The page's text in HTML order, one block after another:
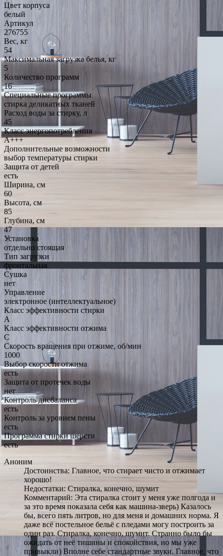
Цвет корпуса
белый
Артикул
276755
Вес, кг
54
Максимальная загрузка белья, кг
5
Количество программ
16
Специальные программы
стирка деликатных тканей
Расход воды за стирку, л
45
Класс энергопотребления
A+++
Дополнительные возможности
выбор температуры стирки
Защита от детей
есть
Ширина, см
60
Высота, см
85
Глубина, см
47
Установка
отдельно стоящая
Тип загрузки
фронтальная
Сушка
нет
Управление
электронное (интеллектуальное)
Класс эффективности стирки
A
Класс эффективности отжима
C
Скорость вращения при отжиме, об/мин
1000
Выбор скорости отжима
есть
Защита от протечек воды
нет
Контроль дисбаланса
есть
Контроль за уровнем пены
есть
Программа стирки шерсти
есть
Аноним
Достоинства: Главное, что стирает чисто и отжимает
хорошо!
Недостатки: Стиралка, конечно, шумит
Комментарий: Эта стиралка стоит у меня уже полгода и
за это время показала себя как машина-зверь) Казалось
бы, всего пять литров, но для меня и домашних норма. Я
даже всё постельное бельё с пледами могу построить за
один раз. Стиралка, конечно, шумит. Странно было бы
ожидать от неё тишины и спокойствия, но мы уже
привыкли) Вполне себе стандартные звуки. Главное, что